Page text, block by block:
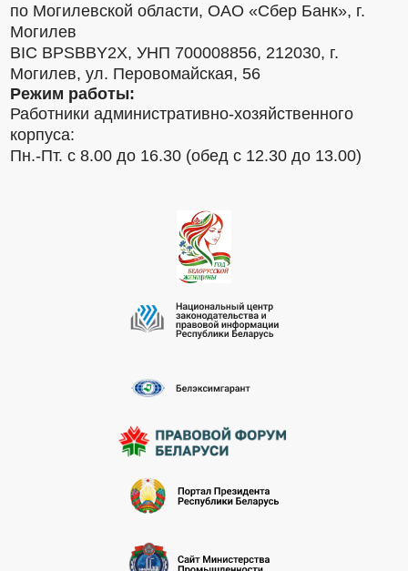
по Могилевской области, ОАО «Сбер Банк», г.
Могилев
BIC BPSBBY2X, УНП 700008856, 212030, г.
Могилев, ул. Перовомайская, 56
Режим работы:
Работники административно-хозяйственного
корпуса:
Пн.-Пт. с 8.00 до 16.30 (обед с 12.30 до 13.00)